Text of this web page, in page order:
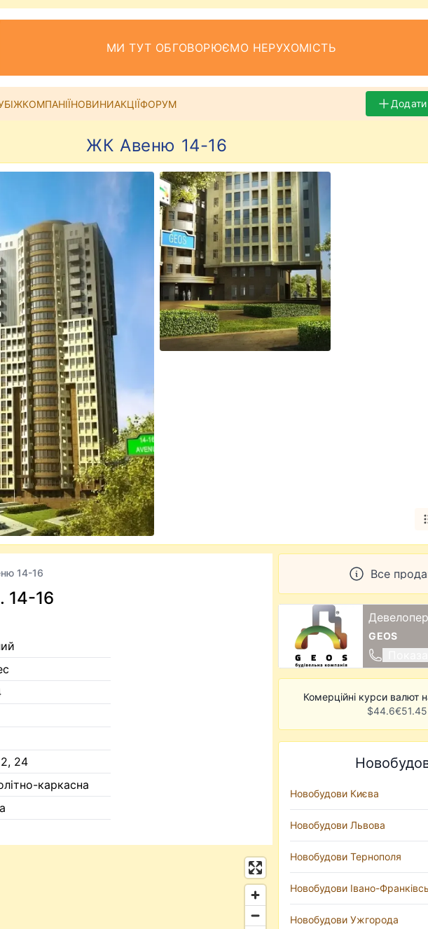
МИ ТУТ ОБГОВОРЮЄМО НЕРУХОМІСТЬ
КОМПАНІЇНОВИНИАКЦІЇФОРУМ
ЖК Авеню 14-16
14-16
14-16
24
каркасна
Все
GEOS
Комерційні курси валют
$44.6€51.45
Новобудови Києва
Новобудови Львова
Новобудови Тернополя
Новобудови Івано-
Новобудови Ужгорода